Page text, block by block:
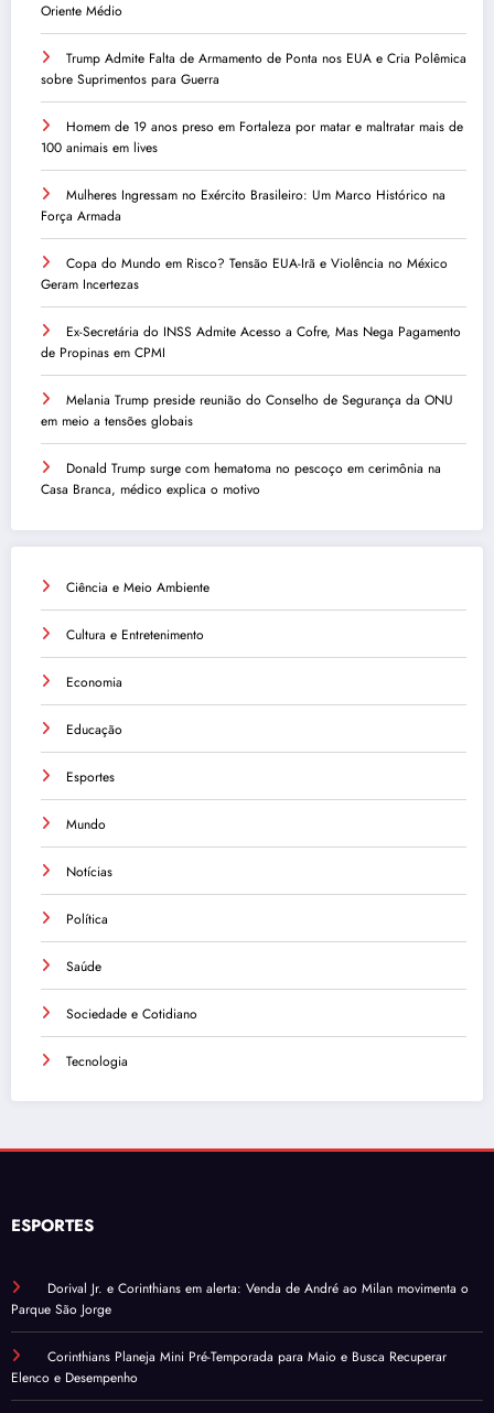
Oriente Médio
Trump Admite Falta de Armamento de Ponta nos EUA e Cria Polêmica
sobre Suprimentos para Guerra
Homem de 19 anos preso em Fortaleza por matar e maltratar mais de
100 animais em lives
Mulheres Ingressam no Exército Brasileiro: Um Marco Histórico na
Força Armada
Copa do Mundo em Risco? Tensão EUA-Irã e Violência no México
Geram Incertezas
Ex-Secretária do INSS Admite Acesso a Cofre, Mas Nega Pagamento
de Propinas em CPMI
Melania Trump preside reunião do Conselho de Segurança da ONU
em meio a tensões globais
Donald Trump surge com hematoma no pescoço em cerimônia na
Casa Branca, médico explica o motivo
Ciência e Meio Ambiente
Cultura e Entretenimento
Economia
Educação
Esportes
Mundo
Notícias
Política
Saúde
Sociedade e Cotidiano
Tecnologia
ESPORTES
Dorival Jr. e Corinthians em alerta: Venda de André ao Milan movimenta o
Parque São Jorge
Corinthians Planeja Mini Pré-Temporada para Maio e Busca Recuperar
Elenco e Desempenho